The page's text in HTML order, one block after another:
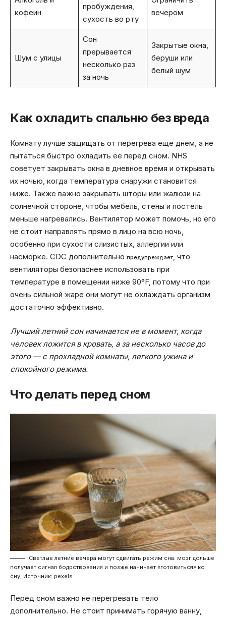
кофеин
пробуждения,
сухость во рту
вечером
Шум с улицы
Сон
прерывается
несколько раз
за ночь
Закрытые окна,
беруши или
белый шум
Как охладить спальню без вреда
Комнату лучше защищать от перегрева еще днем, а не
пытаться быстро охладить ее перед сном. NHS
советует закрывать окна в дневное время и открывать
их ночью, когда температура снаружи становится
ниже. Также важно закрывать шторы или жалюзи на
солнечной стороне, чтобы мебель, стены и постель
меньше нагревались. Вентилятор может помочь, но его
не стоит направлять прямо в лицо на всю ночь,
особенно при сухости слизистых, аллергии или
насморке. CDC дополнительно предупреждает, что
вентиляторы безопаснее использовать при
температуре в помещении ниже 90°F, потому что при
очень сильной жаре они могут не охлаждать организм
достаточно эффективно.
Лучший летний сон начинается не в момент, когда
человек ложится в кровать, а за несколько часов до
этого — с прохладной комнаты, легкого ужина и
спокойного режима.
Что делать перед сном
Светлые летние вечера могут сдвигать режим сна: мозг дольше
получает сигнал бодрствования и позже начинает «готовиться» ко
сну, Источник: pexels
Перед сном важно не перегревать тело
дополнительно. Не стоит принимать горячую ванну,